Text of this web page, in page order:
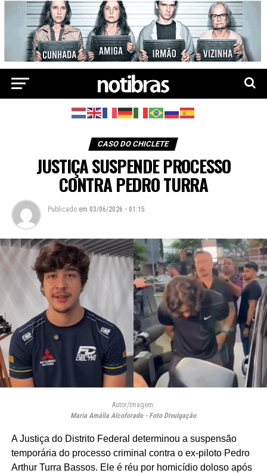
CASO DO CHICLETE
JUSTIÇA SUSPENDE PROCESSO
CONTRA PEDRO TURRA
Publicado em 03/06/2026 - 01:15
Autor/Imagem:
Maria Amália Alcoforado - Foto Divulgação
A Justiça do Distrito Federal determinou a suspensão
temporária do processo criminal contra o ex-piloto Pedro
Arthur Turra Bassos. Ele é réu por homicídio doloso após